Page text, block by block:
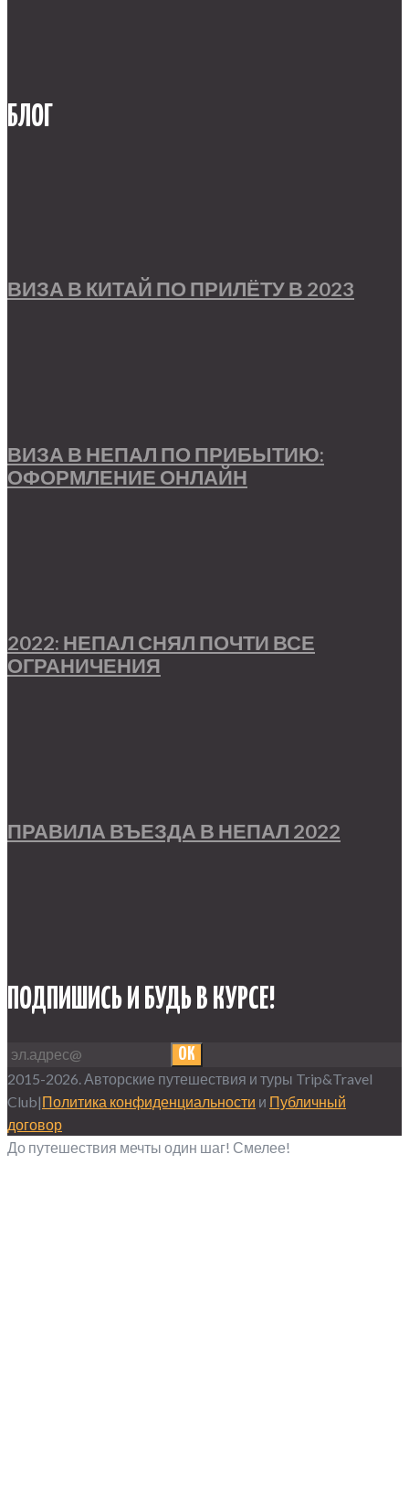
БЛОГ
ВИЗА В КИТАЙ ПО ПРИЛЁТУ В 2023
ВИЗА В НЕПАЛ ПО ПРИБЫТИЮ:
ОФОРМЛЕНИЕ ОНЛАЙН
2022: НЕПАЛ СНЯЛ ПОЧТИ ВСЕ
ОГРАНИЧЕНИЯ
ПРАВИЛА ВЪЕЗДА В НЕПАЛ 2022
ПОДПИШИСЬ И БУДЬ В КУРСЕ!
OK
2015-2026. Авторские путешествия и туры Trip&Travel
Club|Политика конфиденциальности и Публичный
договор
До путешествия мечты один шаг! Смелее!